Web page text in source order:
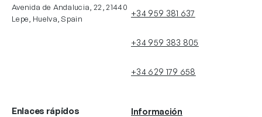
Avenida de Andalucia, 22, 21440
Lepe, Huelva, Spain
+34 959 381 637
+34 959 383 805
+34 629 179 658
Enlaces rápidos
Información